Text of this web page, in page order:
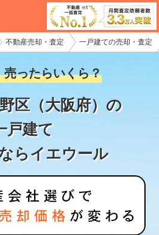
不動産売却・査定 一戸建ての売却・査定
売ったらいくら？
区（大阪府）の
戸建て
らイエウール
産会社様